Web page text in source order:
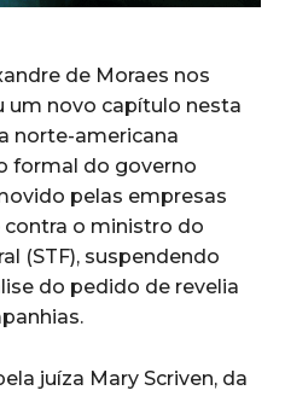
de Moraes nos
um novo capítulo nesta
norte-americana
formal do governo
pelas empresas
o ministro do
(STF), suspendendo
do pedido de revelia
juíza Mary Scriven, da